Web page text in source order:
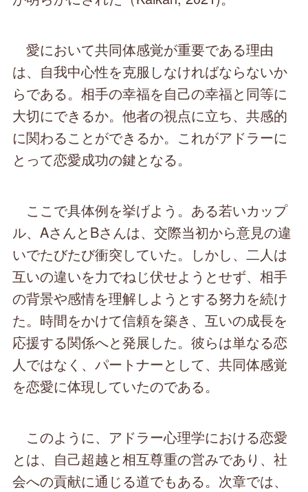
愛において共同体感覚が重要である理由
は、自我中心性を克服しなければならないか
らである。相手の幸福を自己の幸福と同等に
大切にできるか。他者の視点に立ち、共感的
に関わることができるか。これがアドラーに
とって恋愛成功の鍵となる。
ここで具体例を挙げよう。ある若いカップ
ル、AさんとBさんは、交際当初から意見の違
いでたびたび衝突していた。しかし、二人は
互いの違いを力でねじ伏せようとせず、相手
の背景や感情を理解しようとする努力を続け
た。時間をかけて信頼を築き、互いの成長を
応援する関係へと発展した。彼らは単なる恋
人ではなく、パートナーとして、共同体感覚
を恋愛に体現していたのである。
このように、アドラー心理学における恋愛
とは、自己超越と相互尊重の営みであり、社
会への貢献に通じる道でもある。次章では、